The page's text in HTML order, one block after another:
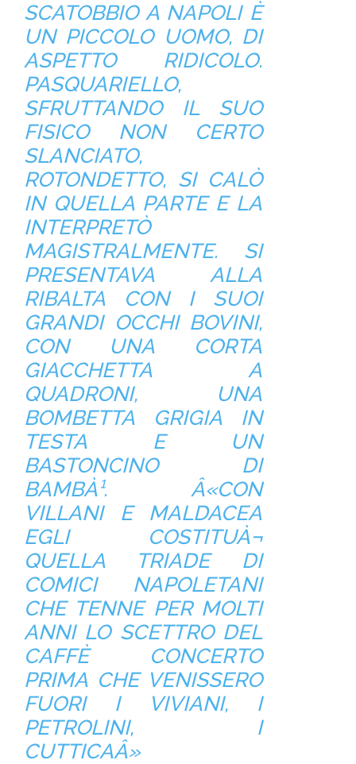
SCATOBBIO A NAPOLI È
UN PICCOLO UOMO, DI
ASPETTO RIDICOLO.
PASQUARIELLO,
SFRUTTANDO IL SUO
FISICO NON CERTO
SLANCIATO,
ROTONDETTO, SI CALÒ
IN QUELLA PARTE E LA
INTERPRETÒ
MAGISTRALMENTE. SI
PRESENTAVA ALLA
RIBALTA CON I SUOI
GRANDI OCCHI BOVINI,
CON UNA CORTA
GIACCHETTA A
QUADRONI, UNA
BOMBETTA GRIGIA IN
TESTA E UN
BASTONCINO DI
BAMBÀ¹. Â«CON
VILLANI E MALDACEA
EGLI COSTITUÀ¬
QUELLA TRIADE DI
COMICI NAPOLETANI
CHE TENNE PER MOLTI
ANNI LO SCETTRO DEL
CAFFÈ CONCERTO
PRIMA CHE VENISSERO
FUORI I VIVIANI, I
PETROLINI, I
CUTTICAÂ»